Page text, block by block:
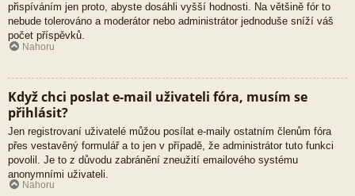
přispíváním jen proto, abyste dosáhli vyšší hodnosti. Na většině fór to
nebude tolerováno a moderátor nebo administrátor jednoduše sníží váš
počet příspěvků.
Nahoru
Když chci poslat e-mail uživateli fóra, musím se
přihlásit?
Jen registrovaní uživatelé můžou posílat e-maily ostatním členům fóra
přes vestavěný formulář a to jen v případě, že administrátor tuto funkci
povolil. Je to z důvodu zabránění zneužití emailového systému
anonymními uživateli.
Nahoru